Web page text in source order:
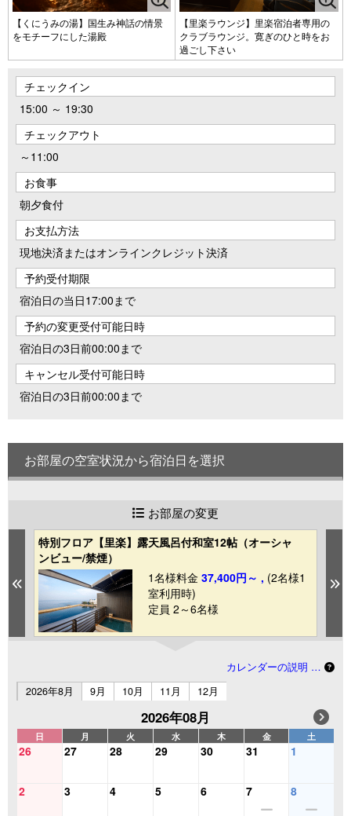
【くにうみの湯】国生み神話の情景
をモチーフにした湯殿
【里楽ラウンジ】里楽宿泊者専用の
クラブラウンジ。寛ぎのひと時をお
過ごし下さい
チェックイン
15:00 ～ 19:30
チェックアウト
～11:00
お食事
朝夕食付
お支払方法
現地決済またはオンラインクレジット決済
予約受付期限
宿泊日の当日17:00まで
予約の変更受付可能日時
宿泊日の3日前00:00まで
キャンセル受付可能日時
宿泊日の3日前00:00まで
お部屋の空室状況から宿泊日を選択
お部屋の変更
Previous
特別フロア【里楽】露天風呂付和室12帖（オーシャ
ンビュー/禁煙）
1名様料金 37,400円～ , (2名様1
室利用時)
定員 2～6名様
カレンダーの説明 …
2026年8月
9月 10月 11月 12月
2026年08月
日 月 火 水 木 金 土
26 27 28 29 30 31 1
2 3 4 5 6 7 8